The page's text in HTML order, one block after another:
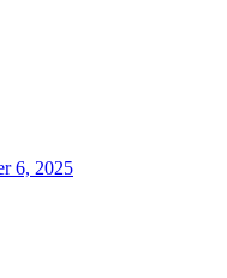
6, 2025